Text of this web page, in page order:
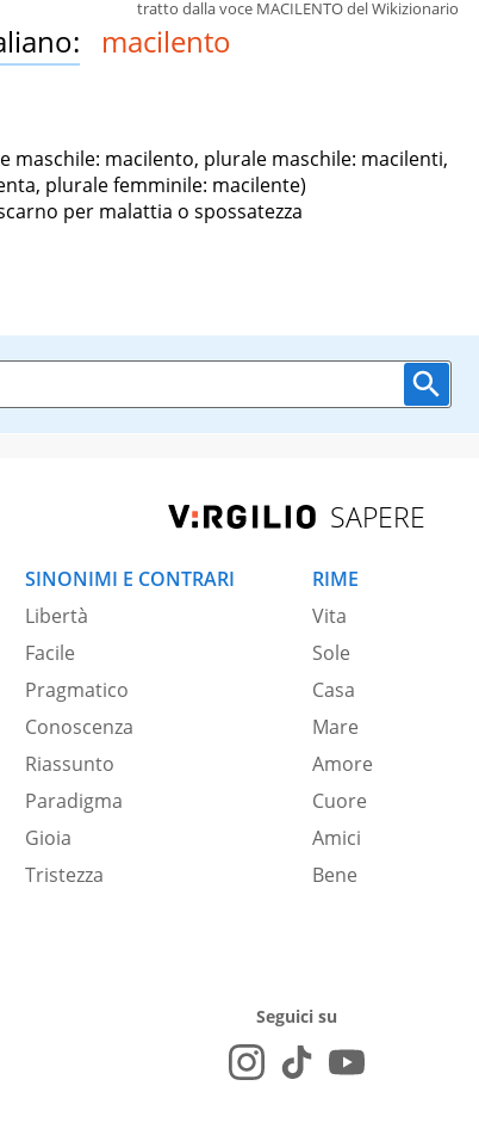
macilento
maschile: macilento, plurale maschile: macilenti,
plurale femminile: macilente)
per malattia o spossatezza
tratto dalla voce MACILENTO del Wikizionario
SAPERE
SINONIMI E CONTRARI
Libertà
Facile
Pragmatico
Conoscenza
Riassunto
Paradigma
Gioia
Tristezza
RIME
Vita
Sole
Casa
Mare
Amore
Cuore
Amici
Bene
Seguici su